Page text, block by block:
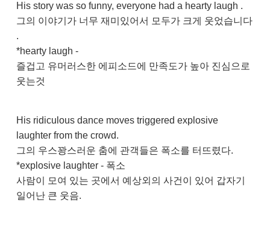
His story was so funny, everyone had a hearty laugh .
그의 이야기가 너무 재미있어서 모두가 크게 웃었습니다
.
*hearty laugh -
즐겁고 유머러스한 에피소드에 만족도가 높아 진심으로
웃는것
His ridiculous dance moves triggered explosive
laughter from the crowd.
그의 우스꽝스러운 춤에 관객들은 폭소를 터뜨렸다.
*explosive laughter - 폭소
사람이 모여 있는 곳에서 예상외의 사건이 있어 갑자기
일어난 큰 웃음.